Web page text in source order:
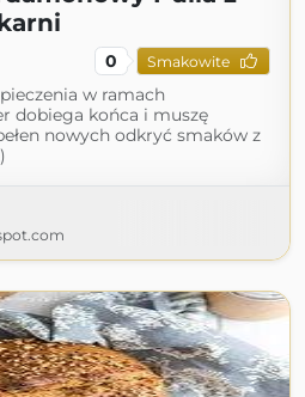
0 Smakowite
w ramach
dobiega końca i muszę
nowych odkryć smaków z